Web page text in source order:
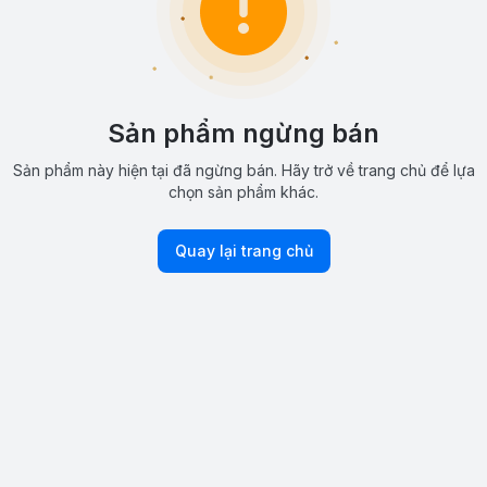
Sản phẩm ngừng bán
Sản phẩm này hiện tại đã ngừng bán. Hãy trở về trang chủ để lựa
chọn sản phẩm khác.
Quay lại trang chủ